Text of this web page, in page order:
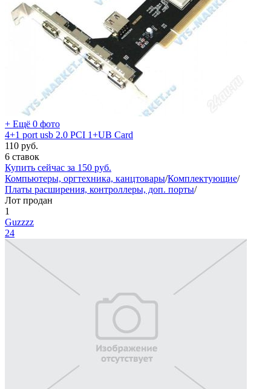
+ Ещё 0 фото
4+1 port usb 2.0 PCI 1+UB Card
110 руб.
6 ставок
Купить сейчас за 150 руб.
Компьютеры, оргтехника, канцтовары/Комплектующие/
Платы расширения, контроллеры, доп. порты/
Лот продан
1
Guzzzz
24